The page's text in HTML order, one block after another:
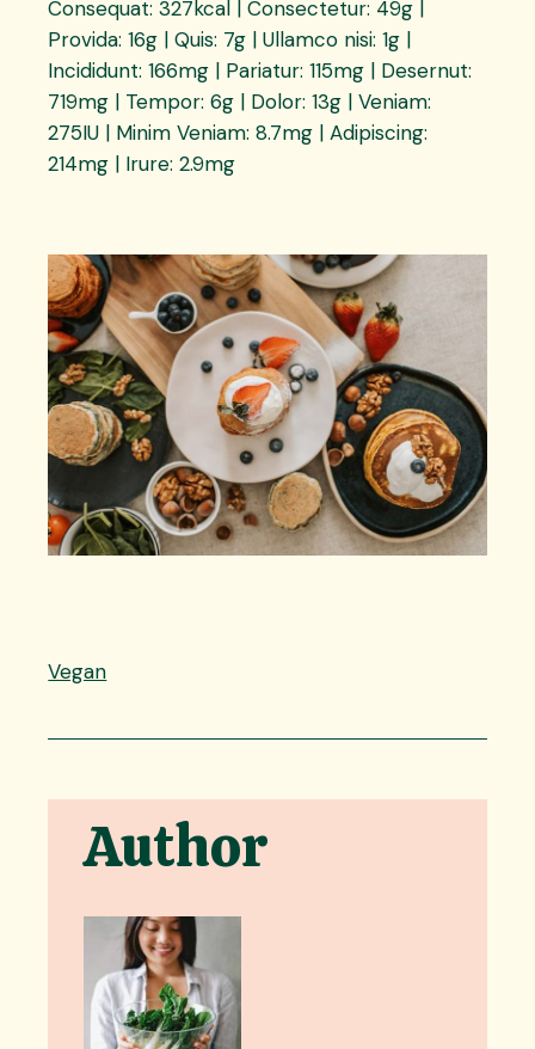
Consequat: 327kcal | Consectetur: 49g |
Provida: 16g | Quis: 7g | Ullamco nisi: 1g |
Incididunt: 166mg | Pariatur: 115mg | Desernut:
719mg | Tempor: 6g | Dolor: 13g | Veniam:
275IU | Minim Veniam: 8.7mg | Adipiscing:
214mg | Irure: 2.9mg
Vegan
Author